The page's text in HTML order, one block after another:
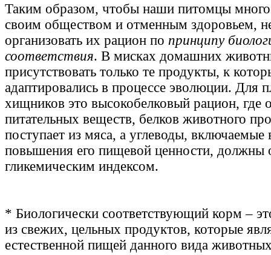
Таким образом, чтобы наши питомцы много
своим обществом и отменным здоровьем,
организовать их рацион по принципу
соответствия. В мисках домашних
присутствовать только те продукты, к
адаптировались в процессе эволюции. Для
хищников это высокобелковый рацион, где
питательных веществ, белков животного
поступает из мяса, а углеводы, включаемые
повышения его пищевой ценности, должны
гликемическим индексом.
* Биологически соответствующий корм –
из свежих, цельных продуктов, которые
естественной пищей данного вида